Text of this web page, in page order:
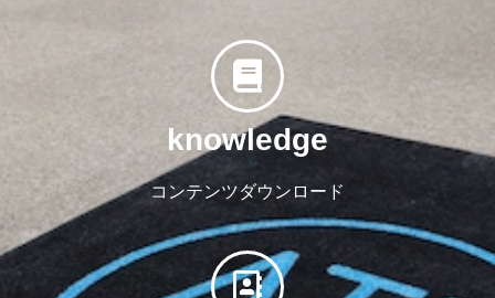
knowledge
コンテンツダウンロード